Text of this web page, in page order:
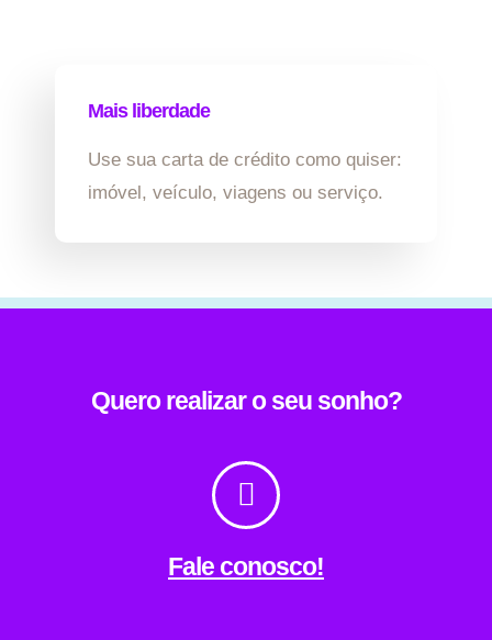
Mais liberdade
Use sua carta de crédito como quiser:
imóvel, veículo, viagens ou serviço.
Quero realizar o seu sonho?
Fale conosco!